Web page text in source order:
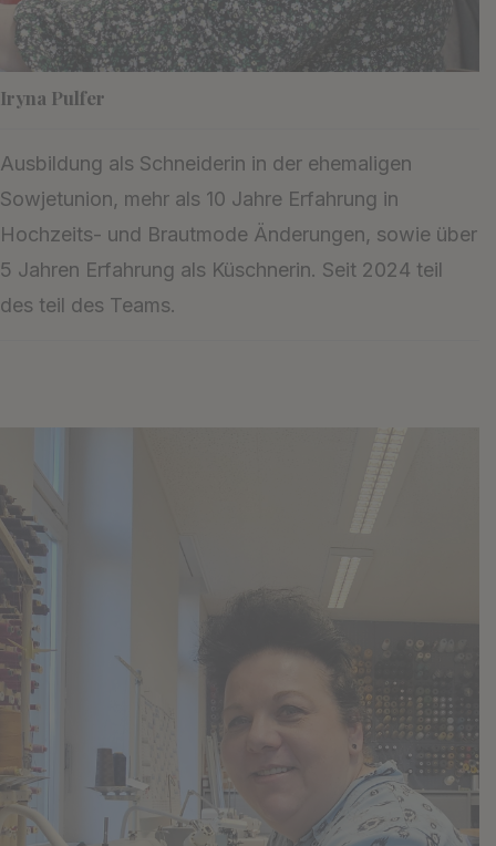
Iryna Pulfer
Ausbildung als Schneiderin in der ehemaligen
Sowjetunion, mehr als 10 Jahre Erfahrung in
Hochzeits- und Brautmode Änderungen, sowie über
5 Jahren Erfahrung als Küschnerin. Seit 2024 teil
des teil des Teams.